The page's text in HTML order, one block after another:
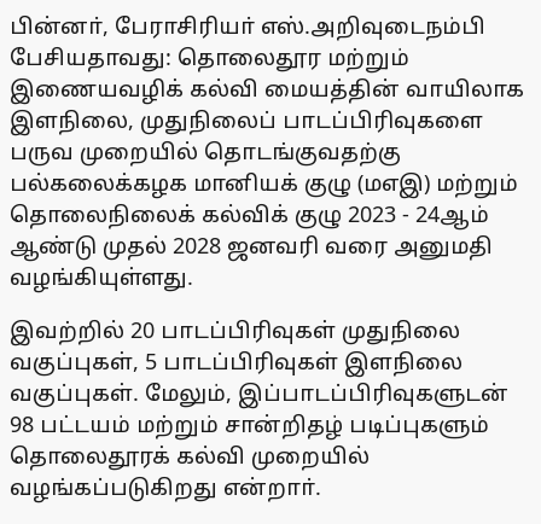
பின்னா், பேராசிரியா் எஸ்.அறிவுடைநம்பி
பேசியதாவது: தொலைதூர மற்றும்
இணையவழிக் கல்வி மையத்தின் வாயிலாக
இளநிலை, முதுநிலைப் பாடப்பிரிவுகளை
பருவ முறையில் தொடங்குவதற்கு
பல்கலைக்கழக மானியக் குழு (மஎஇ) மற்றும்
தொலைநிலைக் கல்விக் குழு 2023 - 24ஆம்
ஆண்டு முதல் 2028 ஜனவரி வரை அனுமதி
வழங்கியுள்ளது.
இவற்றில் 20 பாடப்பிரிவுகள் முதுநிலை
வகுப்புகள், 5 பாடப்பிரிவுகள் இளநிலை
வகுப்புகள். மேலும், இப்பாடப்பிரிவுகளுடன்
98 பட்டயம் மற்றும் சான்றிதழ் படிப்புகளும்
தொலைதூரக் கல்வி முறையில்
வழங்கப்படுகிறது என்றாா்.